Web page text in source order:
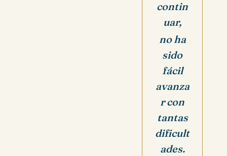
contin
uar,
no ha
sido
fácil
avanza
r con
tantas
dificult
ades.